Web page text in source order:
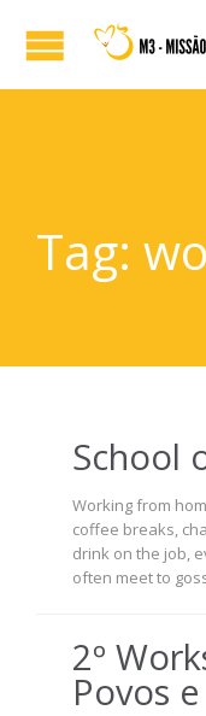
Tag:
School
Working from
coffee breaks,
drink on the job,
often meet to
2º
Povos